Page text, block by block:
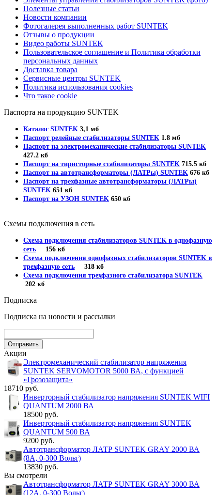
Полезные статьи
Новости компании
Фотогалерея выполненных работ SUNTEK
Отзывы о продукции
Видео работы SUNTEK
Пользовательское соглашение и Политика обработки
персональных данных
Доставка товара
Сервисные центры SUNTEK
Политика использования cookies
Что такое cookie
Паспорта на продукцию SUNTEK
Каталог SUNTEK 3,1 мб
Паспорт релейные стабилизаторы SUNTEK 1.8 мб
Паспорт на электромеханические стабилизаторы SUNTEK
427.2 кб
Паспорт на тиристорные стабилизаторы SUNTEK 715.5 кб
Паспорт на автотрансформаторы (ЛАТРы) SUNTEK 676 кб
Паспорт на трехфазные автотрансформаторы (ЛАТРы)
SUNTEK 651 кб
Паспорт на УЗОН SUNTEK 650 кб
Схемы подключения в сеть
Схема подключения стабилизаторов SUNTEK в однофазную
сеть 156 кб
Схема подключения однофазных стабилизаторов SUNTEK в
трехфазную сеть 318 кб
Схема подключения трехфазного стабилизатора SUNTEK
202 кб
Подписка
Подписка на новости и рассылки
Акции
Электромеханический стабилизатор напряжения
SUNTEK SERVOMOTOR 5000 ВА, с функцией
«Грозозащита»
18710 руб.
Инверторный стабилизатор напряжения SUNTEK WIFI
QUANTUM 2000 ВА
18500 руб.
Инверторный стабилизатор напряжения SUNTEK
QUANTUM 500 ВА
9200 руб.
Автотрансформатор ЛАТР SUNTEK GRAY 2000 ВА
(8А, 0-300 Вольт)
13830 руб.
Вы смотрели
Автотрансформатор ЛАТР SUNTEK GRAY 3000 ВА
(12А, 0-300 Вольт)